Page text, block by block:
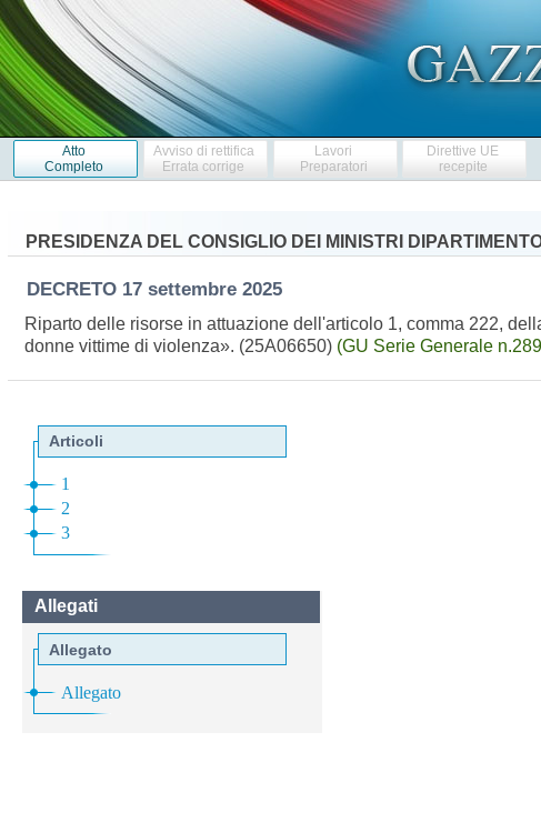
Atto
Completo
Avviso di rettifica
Errata corrige
Lavori
Preparatori
Direttive UE
recepite
PRESIDENZA DEL CONSIGLIO DEI MINISTRI
DECRETO 17 settembre 2025
Riparto delle risorse in attuazione dell'articolo 1, comma 222,
donne vittime di violenza». (25A06650) (GU Serie Generale